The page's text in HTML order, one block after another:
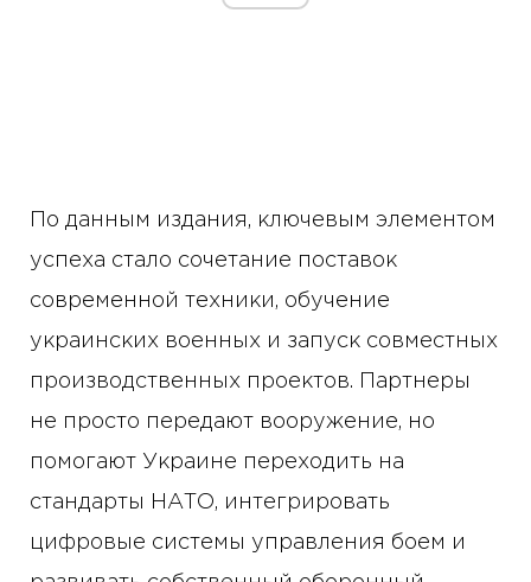
По данным издания, ключевым элементом
успеха стало сочетание поставок
современной техники, обучение
украинских военных и запуск совместных
производственных проектов. Партнеры
не просто передают вооружение, но
помогают Украине переходить на
стандарты НАТО, интегрировать
цифровые системы управления боем и